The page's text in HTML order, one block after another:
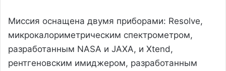
Миссия оснащена двумя приборами: Resolve,
микрокалориметрическим спектрометром,
разработанным NASA и JAXA, и Xtend,
рентгеновским имиджером, разработанным